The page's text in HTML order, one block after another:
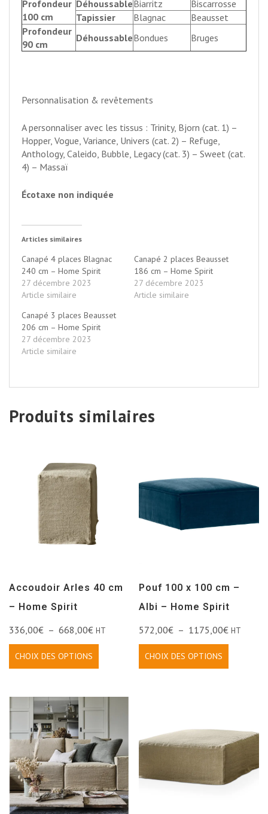
Profondeur
100 cm
DéhoussableBiarritz
Biscarrosse
Tapissier
Blagnac
Beausset
Profondeur
90 cm
DéhoussableBondues Bruges
Personnalisation & revêtements
A personnaliser avec les tissus : Trinity, Bjorn (cat. 1) –
Hopper, Vogue, Variance, Univers (cat. 2) – Refuge,
Anthology, Caleido, Bubble, Legacy (cat. 3) – Sweet (cat.
4) – Massaï
Écotaxe non indiquée
Articles similaires
Canapé 4 places Blagnac
240 cm – Home Spirit
27 décembre 2023
Article similaire
Canapé 2 places Beausset
186 cm – Home Spirit
27 décembre 2023
Article similaire
Canapé 3 places Beausset
206 cm – Home Spirit
27 décembre 2023
Article similaire
Produits similaires
Accoudoir Arles 40 cm
– Home Spirit
336,00€ – 668,00€ HT
CHOIX DES OPTIONS
Pouf 100 x 100 cm –
Albi – Home Spirit
572,00€ – 1175,00€ HT
CHOIX DES OPTIONS